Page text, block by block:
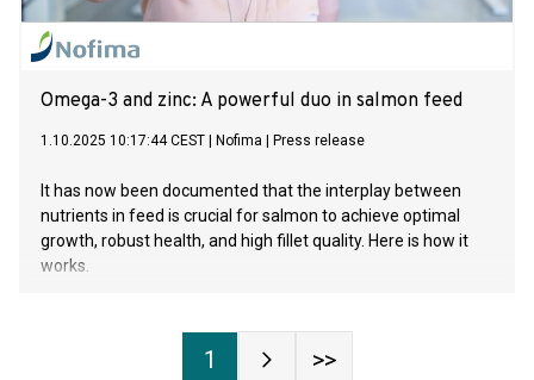
Omega-3 and zinc: A powerful duo in salmon feed
1.10.2025 10:17:44 CEST Nofima Press release
It has now been documented that the interplay between
nutrients in feed is crucial for salmon to achieve optimal
growth, robust health, and high fillet quality. Here is how it
works.
1 >>